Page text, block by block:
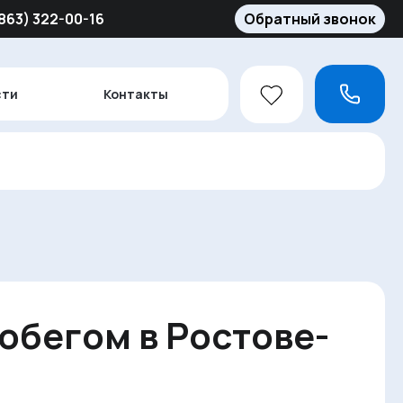
322-00-16 Обратный звонок
Контакты
в Ростове-